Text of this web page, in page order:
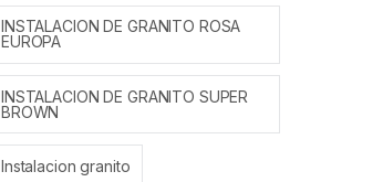
INSTALACION DE GRANITO ROSA
EUROPA
INSTALACION DE GRANITO SUPER
BROWN
Instalacion granito